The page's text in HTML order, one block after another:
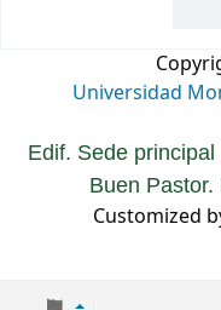
Universidad
Edif. Sede
Buen
Customized